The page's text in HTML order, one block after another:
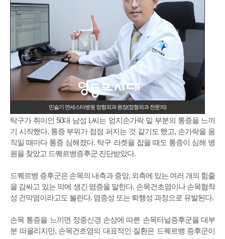
민슬기 연세스타병원 정형외과 원장(정형외과 전문의)
탁구가 취미인 50대 남성 L씨는 엄지손가락 밑 부분의 통증을 느끼
기 시작했다. 통증 부위가 점점 퍼지는 것 같기도 했고, 손가락을 움
직일 때마다 통증 심해졌다. 탁구 라켓을 잡을 때도 통증이 심해 병
원을 찾았고 드퀘르뱅증후군 진단받았다.
드퀘르뱅 증후군은 손목의 내측과 중앙, 외측에 있는 여러 개의 힘줄
을 감싸고 있는 막에 생긴 염증을 말한다. 손목건초염이나 손목협착
성 건막염이라고도 불린다. 염증성 또는 퇴행성 과정으로 유발된다.
손목 통증을 느끼면 정중신경 손상에 따른 손목터널증후군을 대부
분 떠올리지만, 손목건초염의 대표적인 질환은 드퀘르뱅 증후군이